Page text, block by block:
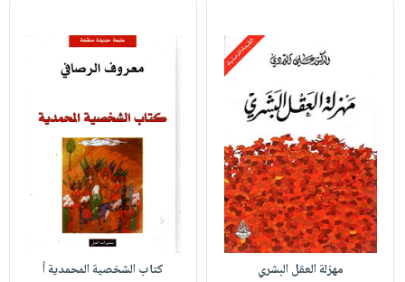
مهزلة العقل البشري
كتاب الشخصية المحمدية أ